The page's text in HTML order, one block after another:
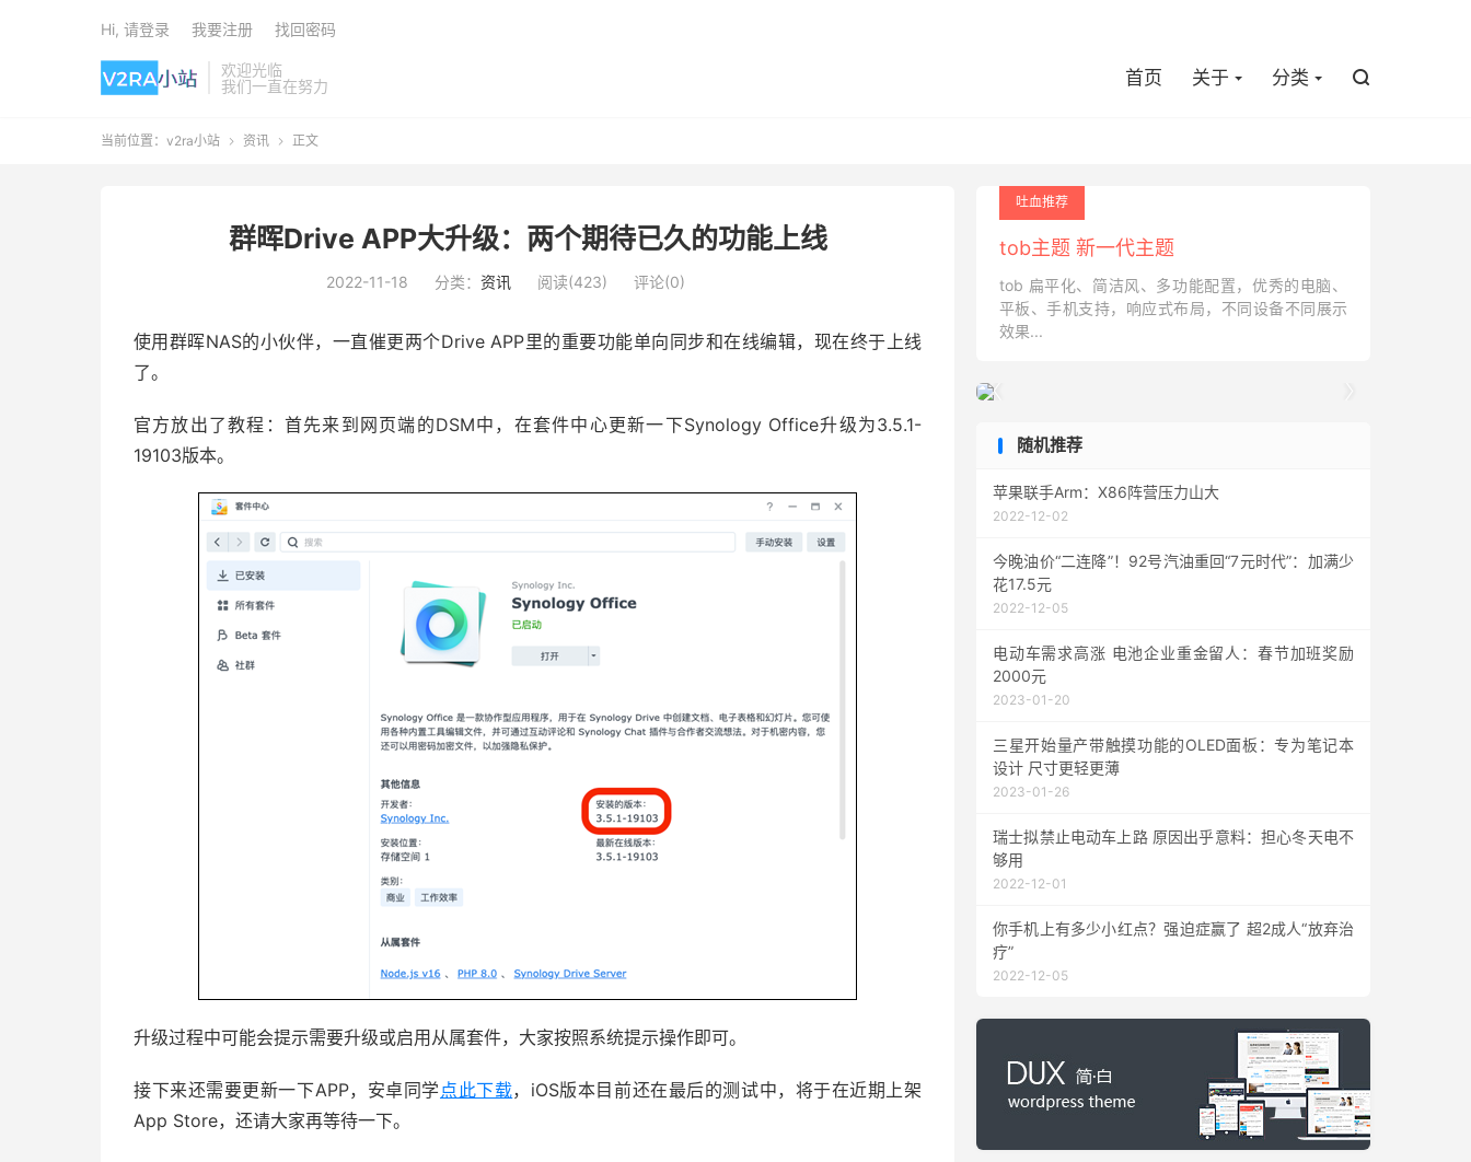
欢迎光临
我们一直在努力
首页 关于 分类 
Hi, 请登录 我要注册 找回密码
当前位置： v2ra小站  资讯  正文
群晖Drive APP大升级：两个期待已久的功能上线
2022-11-18 分类： 资讯 阅读(423) 评论(0)
使用群晖NAS的小伙伴，一直催更两个Drive APP里的重要功能单向同步和在线编辑，现在终于上线
了。
官方放出了教程：首先来到网页端的DSM中，在套件中心更新一下Synology Office升级为3.5.1-
19103版本。
升级过程中可能会提示需要升级或启用从属套件，大家按照系统提示操作即可。
接下来还需要更新一下APP，安卓同学点此下载，iOS版本目前还在最后的测试中，将于在近期上架
App Store，还请大家再等待一下。
吐血推荐
tob主题 新一代主题
tob 扁平化、简洁风、多功能配置，优秀的电脑、
平板、手机支持，响应式布局，不同设备不同展示
效果...

随机推荐
苹果联手Arm：X86阵营压力山大
2022-12-02
今晚油价“二连降”！92号汽油重回“7元时代”：加满少
花17.5元
2022-12-05
电动车需求高涨 电池企业重金留人：春节加班奖励
2000元
2023-01-20
三星开始量产带触摸功能的OLED面板：专为笔记本
设计 尺寸更轻更薄
2023-01-26
瑞士拟禁止电动车上路 原因出乎意料：担心冬天电不
够用
2022-12-01
你手机上有多少小红点？强迫症赢了 超2成人“放弃治
疗”
2022-12-05